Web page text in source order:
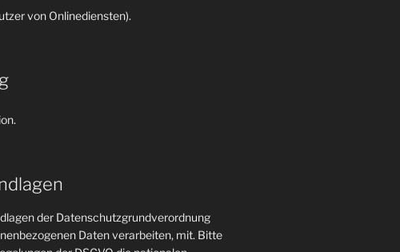
von Onlinediensten).
der Datenschutzgrundverordnung
Daten verarbeiten, mit. Bitte